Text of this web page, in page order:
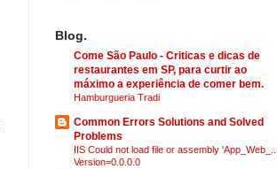
Blog.
Come São Paulo - Criticas e dicas de
restaurantes em SP, para curtir ao
máximo a experiência de comer bem.
Hamburgueria Tradi
Common Errors Solutions and Solved
Problems
IIS Could not load file or assembly 'App_Web_...,
Version=0.0.0.0